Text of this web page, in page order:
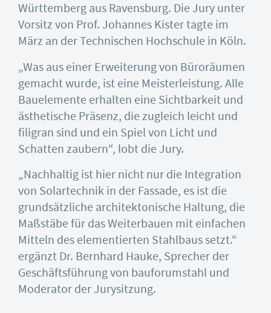
Württemberg aus Ravensburg. Die Jury unter
Vorsitz von Prof. Johannes Kister tagte im
März an der Technischen Hochschule in Köln.
„Was aus einer Erweiterung von Büroräumen
gemacht wurde, ist eine Meisterleistung. Alle
Bauelemente erhalten eine Sichtbarkeit und
ästhetische Präsenz, die zugleich leicht und
filigran sind und ein Spiel von Licht und
Schatten zaubern“, lobt die Jury.
„Nachhaltig ist hier nicht nur die Integration
von Solartechnik in der Fassade, es ist die
grundsätzliche architektonische Haltung, die
Maßstäbe für das Weiterbauen mit einfachen
Mitteln des elementierten Stahlbaus setzt.“
ergänzt Dr. Bernhard Hauke, Sprecher der
Geschäftsführung von bauforumstahl und
Moderator der Jurysitzung.